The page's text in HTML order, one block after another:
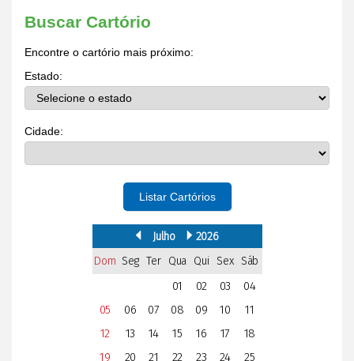
Buscar Cartório
Encontre o cartório mais próximo:
Estado:
Cidade:
Listar Cartórios